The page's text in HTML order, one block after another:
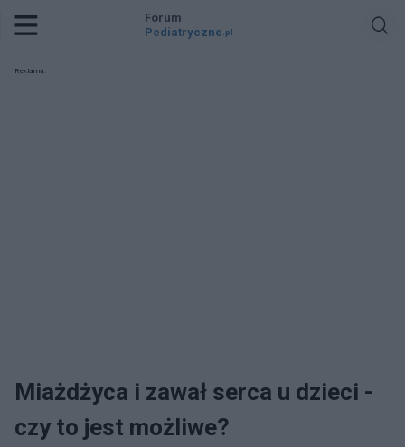
Forum
Pediatryczne .pl
Reklama:
Miażdżyca i zawał serca u dzieci -
czy to jest możliwe?